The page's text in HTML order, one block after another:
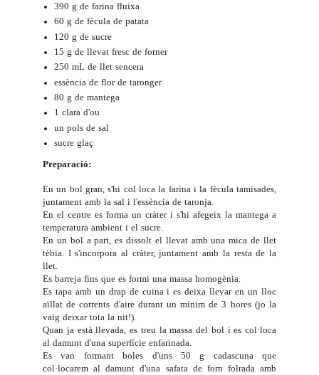
390 g de farina fluixa
60 g de fècula de patata
120 g de sucre
15 g de llevat fresc de forner
250 mL de llet sencera
essència de flor de taronger
80 g de mantega
1 clara d'ou
un pols de sal
sucre glaç
Preparació:
En un bol gran, s'hi col·loca la farina i la fècula tamisades,
juntament amb la sal i l'essència de taronja.
En el centre es forma un cràter i s'hi afegeix la mantega a
temperatura ambient i el sucre.
En un bol a part, es dissolt el llevat amb una mica de llet
tèbia. I s'incorpora al cràter, juntament amb la resta de la
llet.
Es barreja fins que es formi una massa homogènia.
Es tapa amb un drap de cuina i es deixa llevar en un lloc
aïllat de corrents d'aire durant un mínim de 3 hores (jo la
vaig deixar tota la nit!).
Quan ja està llevada, es treu la massa del bol i es col·loca
al damunt d'una superfície enfarinada.
Es van formant boles d'uns 50 g cadascuna que
col·locarem al damunt d'una safata de forn folrada amb